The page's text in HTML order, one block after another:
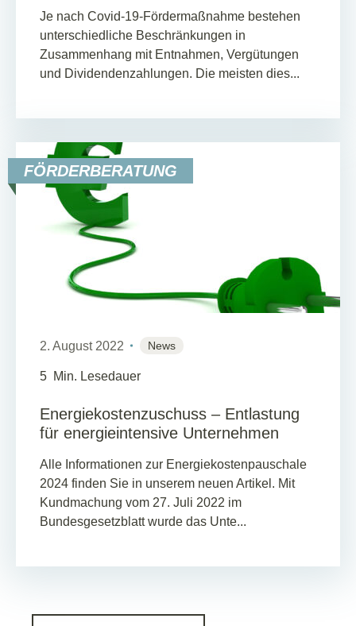
Je nach Covid-19-Fördermaßnahme bestehen
unterschiedliche Beschränkungen in
Zusammenhang mit Entnahmen, Vergütungen
und Dividendenzahlungen. Die meisten dies...
FÖRDERBERATUNG
2. August 2022 News
5 Min. Lesedauer
Energiekostenzuschuss – Entlastung
für energieintensive Unternehmen
Alle Informationen zur Energiekostenpauschale
2024 finden Sie in unserem neuen Artikel. Mit
Kundmachung vom 27. Juli 2022 im
Bundesgesetzblatt wurde das Unte...